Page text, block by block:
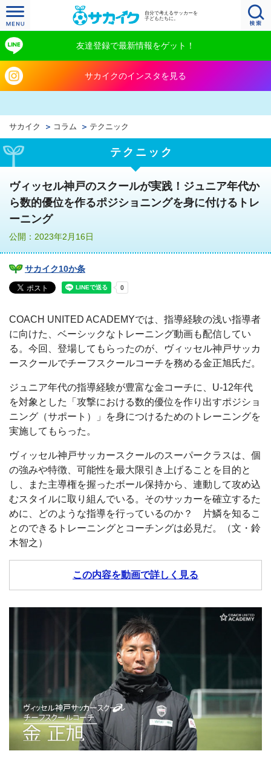
自分で考えるサッカーを
子どもたちに。
友達登録で最新情報をゲット！
サカイクのインスタを見る
サカイク コラム テクニック
テクニック
ヴィッセル神戸のスクールが実践！ジュニア年代か
ら数的優位を作るポジショニングを身に付けるトレ
ーニング
公開：2023年2月16日
サカイク10か条
COACH UNITED ACADEMYでは、指導経験の浅い指導者
に向けた、ベーシックなトレーニング動画も配信してい
る。今回、登場してもらったのが、ヴィッセル神戸サッカ
ースクールでチーフスクールコーチを務める金正旭氏だ。
ジュニア年代の指導経験が豊富な金コーチに、U-12年代
を対象とした「攻撃における数的優位を作り出すポジショ
ニング（サポート）」を身につけるためのトレーニングを
実施してもらった。
ヴィッセル神戸サッカースクールのスーパークラスは、個
の強みや特徴、可能性を最大限引き上げることを目的と
し、また主導権を握ったボール保持から、連動して攻め込
むスタイルに取り組んでいる。そのサッカーを確立するた
めに、どのような指導を行っているのか？ 片鱗を知るこ
とのできるトレーニングとコーチングは必見だ。（文・鈴
木智之）
この内容を動画で詳しく見る